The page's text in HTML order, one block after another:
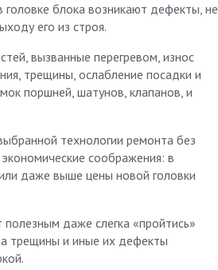
блока возникают дефекты, не
его из строя.
вызванные перегревом, износ
трещины, ослабление посадки и
поршней, шатунов, клапанов, и
технологии ремонта без
соображения: в
даже выше цены новой головки
даже слегка «пройтись»
трещины и иные их дефекты